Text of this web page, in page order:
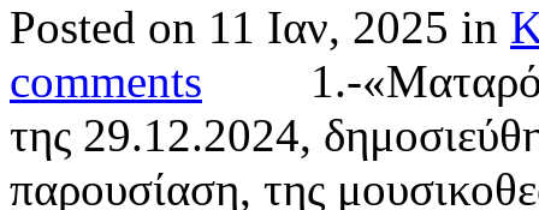
Posted on 11 Ιαν, 2025 in
comments
1.-
της 29.12.2024,
παρουσίαση, της